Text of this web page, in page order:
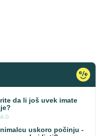
da li još uvek imate
0
uskoro počinju -